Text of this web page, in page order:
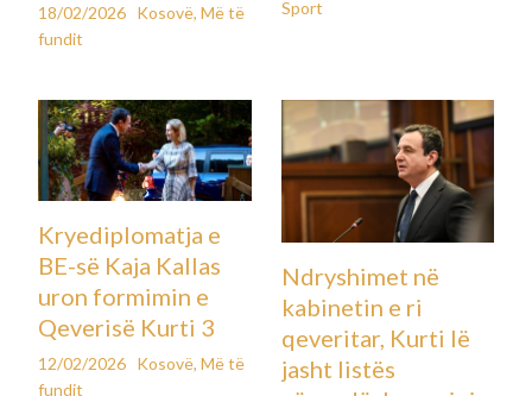
Dhjetori 2025 në qendrat kryesore shqiptare fillon me
vranësira e mjegull,kurse dita vijon kryesisht me diell duke
Temperaturat në mëngjes pritet të zbresin deri në -1 apo -2
gradë Celsius, kurse gjatë ditës do të rriten dukshëm deri në
11 apo 12 gradë Celsius.
Përderisa Prishtina do ta ketë mëngjesin me mjegull dhe me
vranësira lokale, Tirana, Shkupi e Podgorica do të dalin më
shpejt nga vranësirat në diell.
Pas shumë ditëve me reshje më në fund do të jetë një ditë pa
reshje atmosferike.
E Marta pritet të jetë relativisht e ngrohtë sepse do të kemi